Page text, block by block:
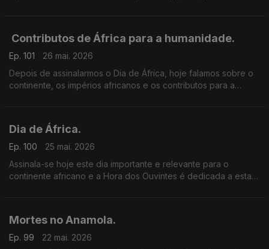
Contributos de África para a humanidade.
Ep. 101
26 mai. 2026
Depois de assinalarmos o Dia de África, hoje falamos sobre o
continente, os impérios africanos e os contributos para a
Dia de África.
Ep. 100
25 mai. 2026
Assinala-se hoje este dia importante e relevante para o
continente africano e a Hora dos Ouvintes é dedicada a esta
Mortes no Anamola.
Ep. 99
22 mai. 2026